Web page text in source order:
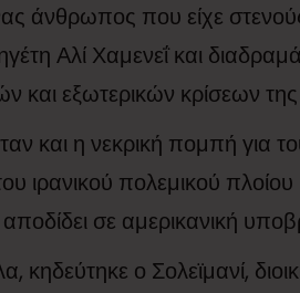
άνθρωπος που είχε
Αλί Χαμενεΐ και
και εξωτερικών κρίσεων
και η νεκρική πομπή για
ιρανικού πολεμικού
σε αμερικανική
κηδεύτηκε ο Σολεϊμανί,